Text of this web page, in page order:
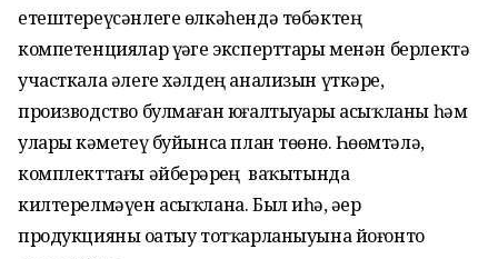
етештереүсәнлеге өлкәһендә төбәктең
компетенциялар үҙәге эксперттары менән берлектә
участкала әлеге хәлдең анализын үткәрҙе,
производство булмаған юғалтыуҙарҙы асыҡланы һәм
уларҙы кәметеү буйынса план төҙөнө. Һөҙөмтәлә,
комплекттағы әйберҙәрҙең ваҡытында
килтерелмәүен асыҡлана. Был иһә, әҙер
продукцияны оҙатыу тотҡарланыуына йоғонто